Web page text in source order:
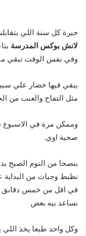
حيرة كل سنة اللي
لانش بوكس المدرسة
وفي نفس الوقت تبقي
يبقي فيها خضار علي
مثل التفاح والعنب من
وممكن مرة في الاسبوع
صحية اوي.
بنصحا من النوم الصبح
نظبط وجبات من البداية
قي اقل من خمس دقاىق
نساعد بيه بعض
وكل واحد طبعا يخذ